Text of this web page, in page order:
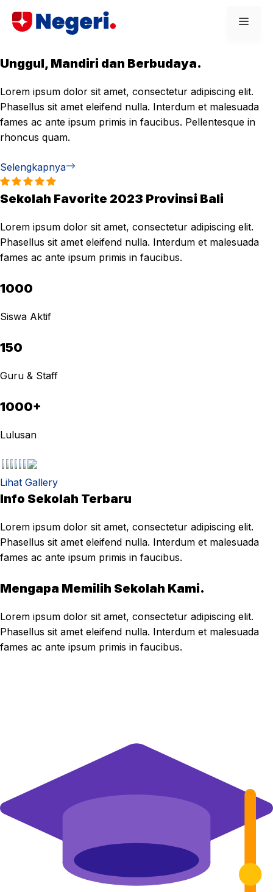
Unggul, Mandiri dan Berbudaya.
Lorem ipsum dolor sit amet, consectetur adipiscing elit.
Phasellus sit amet eleifend nulla. Interdum et malesuada
fames ac ante ipsum primis in faucibus. Pellentesque in
rhoncus quam.
Selengkapnya
Sekolah Favorite 2023 Provinsi Bali
Lorem ipsum dolor sit amet, consectetur adipiscing elit.
Phasellus sit amet eleifend nulla. Interdum et malesuada
fames ac ante ipsum primis in faucibus.
1000
Siswa Aktif
150
Guru & Staff
1000+
Lulusan
Lihat Gallery
Info Sekolah Terbaru
Lorem ipsum dolor sit amet, consectetur adipiscing elit.
Phasellus sit amet eleifend nulla. Interdum et malesuada
fames ac ante ipsum primis in faucibus.
Mengapa Memilih Sekolah Kami.
Lorem ipsum dolor sit amet, consectetur adipiscing elit.
Phasellus sit amet eleifend nulla. Interdum et malesuada
fames ac ante ipsum primis in faucibus.